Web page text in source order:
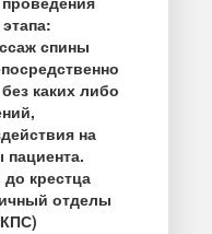
спины
каких либо
на
пациента.
крестца
отделы